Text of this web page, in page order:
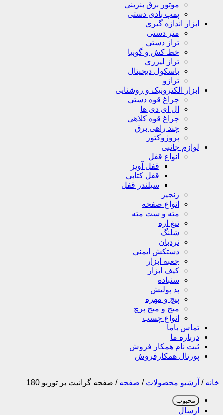
موتور برق بنزینی
پمپ بادی دستی
ابزار اندازه گیری
متر دستی
تراز دستی
خط کش و گونیا
تراز لیزری
باسکول دیجیتال
ترازو
ابزار الکترونیک و روشنایی
چراغ قوه دستی
ال ای دی ها
چراغ قوه کلاهی
چند راهی برق
پروژوکتور
لوازم جانبی
انواع قفل
قفل آویز
قفل کتابی
سیلندر قفل
زنجیر
انواع صفحه
مته و ست مته
تیغ اره
شلنگ
نردبان
دستکش ایمنی
جعبه ابزار
کیف ابزار
سنباده
پد پولیش
پیچ و مهره
میخ و میخ پرچ
انواع چسب
تماس باما
درباره ما
ثبت نام همکار فروش
پورتال همکارفروش
خانه / آرشیو محصولات / صفحه / صفحه گرانیت بر توربو 180
محبوب
ارسال